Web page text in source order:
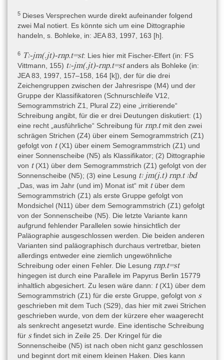
175, Anm. 5; Ead., in: BiOr 20, 1963, 32) und ihr folgend
Verhoeven (Buchschrift, 13) von Osorkon II. ausgehen. Diese
Datierung basiert auf Textparallelen im Text auf einer Statue aus
Jacquet-Gordon, in: JEA 46, 1960, 23), die ursprünglich für
Sethos I. angefertigt und für Osorkon II. wiederverwendet und
neu beschriftet wurde (Sourouzian, in: FS Gaballa, 97–105). Der
Text
L7 wäre also in die 22. Dynastie, oder für den Fall, dass es
sich ungeachtet der Parallelen doch um einen späteren Osorkon
handeln würde, spätestens in die 23. Dynastie zu datieren. Nach
Koenig (in: CRIPEL 9, 1987, 31) ist aufgrund der Paläographie
sowie spezifischer Schreibungen mindestens für einen Teil der
Texte, den hier bearbeiteten nicht mit eingeschlossen, eine
Datierung in die 21. Dynastie anzunehmen.
Textsorte
Oracular Amuletic Decree
Inhalt
Wie alle Texte, die zum Korpus der Oracular Amuletic Decrees
gehören, ist auch der Text des Papyrus Cleveland 14.723 in der
Form eines Briefes gehalten. Als solcher präsentiert er sich als
eine Rede, die von dem Gott Chons-in-Theben Neferhotep
stammt. Er sagt, dass er Irienchonsu (J:jr=j-n-Ḫnsw
ein Junge), Kind der Diusuenmut (Ḏj=w-sw-n-Mw.t
beschützen gedenkt. Es folgen zahlreiche realweltliche und
übernatürliche Gefahren, vor denen er seinen Schützling zu
bewahren verspricht, wie bspw. schlimme Träume, giftige Tiere,
Krankheiten usw. Am Ende versichert der Gott nochmals, dass er
den versprochenen Schutz aufrechterhält. Abschließend erscheint
erneut der Name des Chons-in-Theben Neferhotep, mit einigen
Epitheta versehen, und der Vermerk, dass dieser das zuvor
Stehende in einem Orakel gesagt habe (Bohleke 1997, 158–165).
5 Dieses Versprechen wurde direkt aufeinander folgend
zwei Mal notiert. Es könnte sich um eine Dittographie
handeln, s. Bohleke, in: JEA 83, 1997, 163 [h].
6 Tꜣ-jm(.jt)-rnp.t=st: Lies hier mit Fischer-Elfert (in: FS
Vittmann, 155) tꜣ-jm(.jt)-rnp.t=standers als Bohleke (in:
JEA 83, 1997, 157–158, 164 [k]), der für die drei
Zeichengruppen zwischen der Jahresrispe (M4) und der
Gruppe der Klassifikatoren (Schnurschleife V12,
Semogrammstrich Z1, Plural Z2) eine „irritierende“
Schreibung angibt, für die er drei Deutungen diskutiert: (1)
eine recht „ausführliche“ Schreibung für rnp.tmit den zwei
schrägen Strichen (Z4) über einem Semogrammstrich (Z1)
gefolgt von t(X1) über einem Semogrammstrich (Z1) und
einer Sonnenscheibe (N5) als Klassifikator; (2) Dittographie
von t(X1) über dem Semogrammstrich (Z1) gefolgt von der
Sonnenscheibe (N5); (3) eine Lesung tꜣ jm(j.t) rnp.t ꜣbd
„Das, was im Jahr (und im) Monat ist“ mit tüber dem
Semogrammstrich (Z1) als erste Gruppe gefolgt von
Mondsichel (N11) über dem Semogrammstrich (Z1) gefolgt
von der Sonnenscheibe (N5). Die letzte Variante kann
aufgrund fehlender Parallelen sowie hinsichtlich der
Paläographie ausgeschlossen werden. Die beiden anderen
Varianten sind paläographisch durchaus vertretbar, bieten
allerdings entweder eine ziemlich ungewöhnliche
Schreibung oder einen Fehler. Die Lesung rnp.t=st
hingegen ist durch eine Parallele im Papyrus Berlin 15779
inhaltlich abgesichert. Zu lesen wäre dann: t(X1) über dem
Semogrammstrich (Z1) für die erste Gruppe, gefolgt von s
geschrieben mit dem Tuch (S29), das hier mit zwei Strichen
geschrieben wurde, von dem der kürzere eher waagerecht
als senkrecht angesetzt wurde. Eine identische Schreibung
für sfindet sich in Zeile 25. Der Kringel für die
Sonnenscheibe (N5) ist nach oben nicht ganz geschlossen
und beginnt dort mit einem kleinen Haken. Dies kann